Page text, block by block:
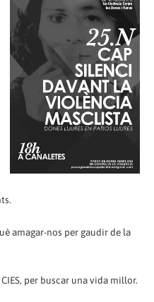
amagar-nos per gaudir de la
per buscar una vida millor.